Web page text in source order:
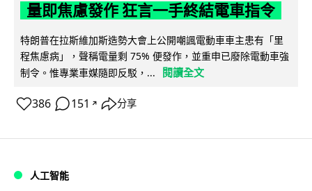
量即焦慮發作 狂言一手終結電車指令
特朗普在拉斯維加斯造勢大會上公開嘲諷電動車車主患有「里
程焦慮病」，聲稱電量剩 75% 便發作，並重申已廢除電動車強
制令。惟專業車媒隨即反駁，...
閱讀全文
386 151 ↗ 分享
人工智能